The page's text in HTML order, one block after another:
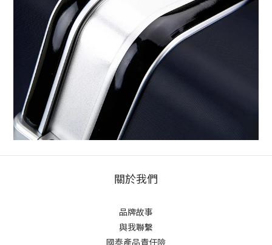
關於我們
品牌故事
與我聯繫
國泰產品責任險